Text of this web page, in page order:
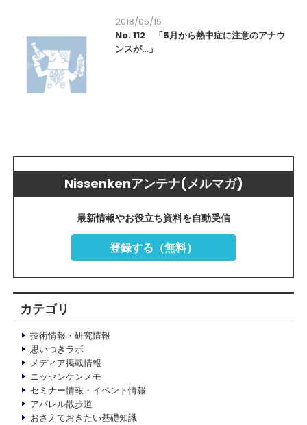
2018/05/15
No. 112 「5月から熱中症に注意のアナウ
ンスが…」
Nissenkenアンテナ(メルマガ)
最新情報やお役立ち資料を自動受信
登録する（無料）
カテゴリ
技術情報・研究情報
思いつきラボ
メディア掲載情報
ニッセンケンメモ
セミナー情報・イベント情報
アパレル散歩道
おさえておきたい基礎知識